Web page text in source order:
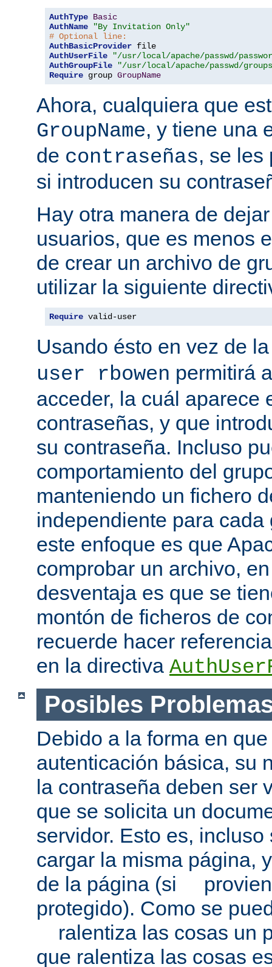
AuthType Basic
AuthName
"By Invitation Only"
# Optional line:
AuthBasicProvider
AuthUserFile
"/usr/local/apache/passwd/
AuthGroupFile
"/usr/local/apache/passwd/
Require group GroupName
Ahora, cualquiera que
GroupName, y tiene una
de contraseñas, se les
si introducen su
Hay otra manera de
usuarios, que es menos
de crear un archivo de
utilizar la siguiente
Require valid-user
Usando ésto en vez de
user rbowen permitirá
acceder, la cuál aparece
contraseñas, y que
su contraseña. Incluso
comportamiento del
manteniendo un fichero
independiente para
este enfoque es que
comprobar un archivo,
desventaja es que se
montón de ficheros de
recuerde hacer
en la directiva
Posibles
Debido a la forma en
autenticación básica, su
la contraseña deben ser
que se solicita un
servidor. Esto es,
cargar la misma página,
de la página (si
protegido). Como se
ralentiza las cosas un
que ralentiza las cosas